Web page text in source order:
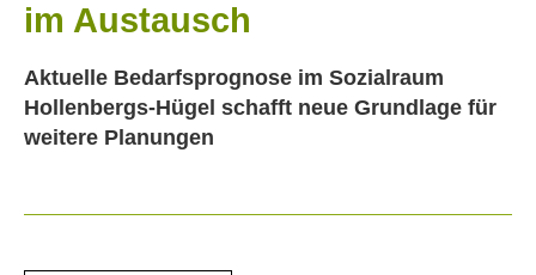
im Austausch
Aktuelle Bedarfsprognose im Sozialraum
Hollenbergs-Hügel schafft neue Grundlage für
weitere Planungen